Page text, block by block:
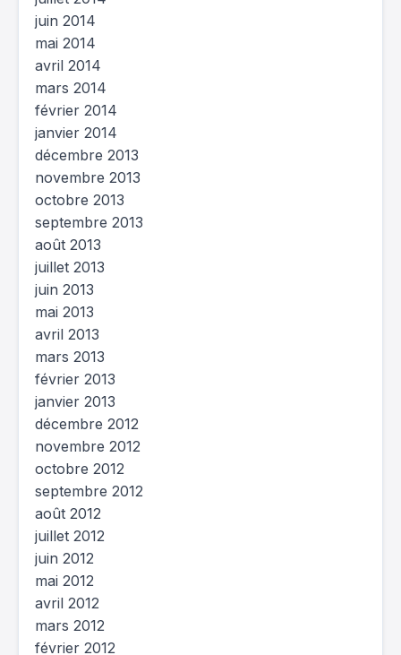
juin 2014
mai 2014
avril 2014
mars 2014
février 2014
janvier 2014
décembre 2013
novembre 2013
octobre 2013
septembre 2013
août 2013
juillet 2013
juin 2013
mai 2013
avril 2013
mars 2013
février 2013
janvier 2013
décembre 2012
novembre 2012
octobre 2012
septembre 2012
août 2012
juillet 2012
juin 2012
mai 2012
avril 2012
mars 2012
février 2012